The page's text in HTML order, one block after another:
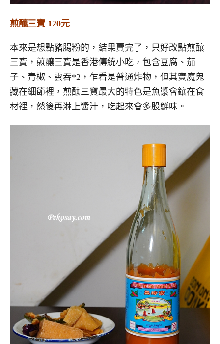
煎釀三寶 120元
本來是想點豬腸粉的，結果賣完了，只好改點煎釀
三寶，煎釀三寶是香港傳統小吃，包含豆腐、茄
子、青椒、雲吞*2，乍看是普通炸物，但其實魔鬼
藏在細節裡，煎釀三寶最大的特色是魚漿會鑲在食
材裡，然後再淋上醬汁，吃起來會多股鮮味。